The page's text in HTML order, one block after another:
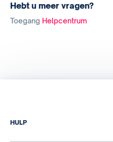
Hebt u meer vragen?
Toegang Helpcentrum
HULP